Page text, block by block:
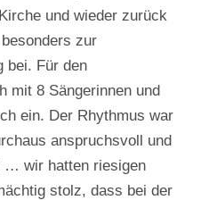
und wieder zurück
zur
bei. Für den
mit 8 Sängerinnen und
ein. Der Rhythmus war
anspruchsvoll und
… wir hatten riesigen
stolz, dass bei der